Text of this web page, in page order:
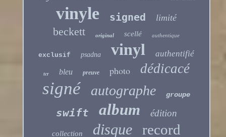
vinyle signed limité
beckett original scellé authentique
exclusif psadna vinyl authentifié
tcr bleu preuve photo dédicacé
signé autographe groupe
swift album édition
collection disque record